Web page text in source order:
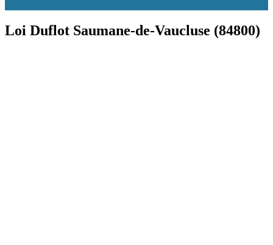
Loi Duflot Saumane-de-Vaucluse (84800)